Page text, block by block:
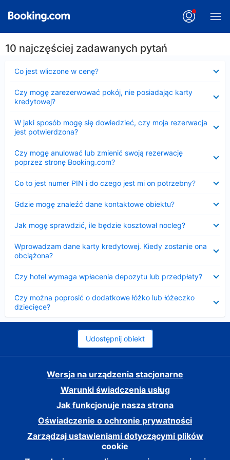
10 najczęściej zadawanych pytań
Co jest wliczone w cenę?
Czy mogę zarezerwować pokój, nie posiadając karty
kredytowej?
W jaki sposób mogę się dowiedzieć, czy moja rezerwacja
jest potwierdzona?
Czy mogę anulować lub zmienić swoją rezerwację
poprzez stronę Booking.com?
Co to jest numer PIN i do czego jest mi on potrzebny?
Gdzie mogę znaleźć dane kontaktowe obiektu?
Jak mogę sprawdzić, ile będzie kosztował nocleg?
Wprowadzam dane karty kredytowej. Kiedy zostanie ona
obciążona?
Czy hotel wymaga wpłacenia depozytu lub przedpłaty?
Czy można poprosić o dodatkowe łóżko lub łóżeczko
dziecięce?
Udostępnij obiekt
Wersja na urządzenia stacjonarne
Warunki świadczenia usług
Jak funkcjonuje nasza strona
Oświadczenie o ochronie prywatności
Zarządzaj ustawieniami dotyczącymi plików
cookie